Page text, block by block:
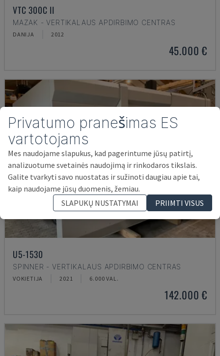
VTC 300C II
MAZAK - VERTIKALAUS APDIRBIMO CENTRAS
DANIJA 2012
45.000 €
U5-1530
SPINNER - VERTIKALAUS APDIRBIMO CENTRAS
VOKIETIJA 2021 6.000 VAL.
142.000 €
Privatumo pranešimas ES
vartotojams
Mes naudojame slapukus, kad pagerintume jūsų patirtį,
analizuotume svetainės naudojimą ir rinkodaros tikslais.
Galite tvarkyti savo nuostatas ir sužinoti daugiau apie tai,
kaip naudojame jūsų duomenis, žemiau.
SLAPUKŲ NUSTATYMAI
PRIIMTI VISUS